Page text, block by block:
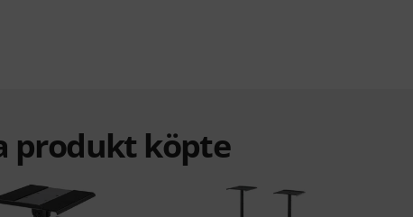
produkt köpte